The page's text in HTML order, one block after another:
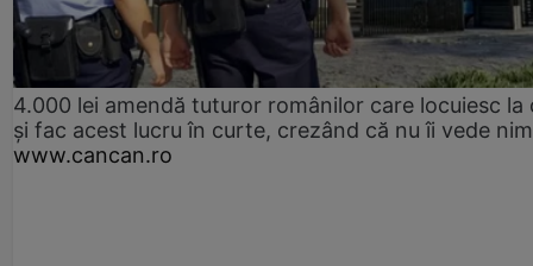
4.000 lei amendă tuturor românilor care locuiesc la
și fac acest lucru în curte, crezând că nu îi vede
www.cancan.ro